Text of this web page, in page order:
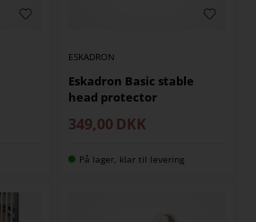
ESKADRON
Eskadron Basic stable
head protector
349,00 DKK
På lager, klar til levering